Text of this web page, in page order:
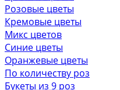
Розовые цветы
Кремовые цветы
Микс цветов
Синие цветы
Оранжевые цветы
По количеству роз
Букеты из 9 роз